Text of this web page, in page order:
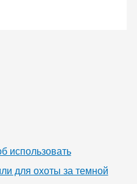
использовать
для охоты за темной